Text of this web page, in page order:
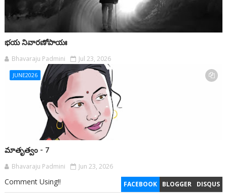
భయ నివారణోపాయః
Bhavaraju Padmini Jul 23, 2026
JUNE2026
మాతృత్వం - 7
Bhavaraju Padmini Jun 23, 2026
FACEBOOK BLOGGER DISQUS
Comment Using!!